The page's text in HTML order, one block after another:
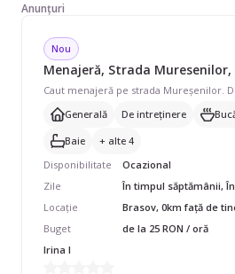
Anunțuri
Nou
Generală
De intreținere
Baie
+ alte 4
Disponibilitate
Ocazional
Zile
În timpul săptămânii,
Locație
Brasov, 0km față de
Buget
de la 25 RON / oră
Irina I